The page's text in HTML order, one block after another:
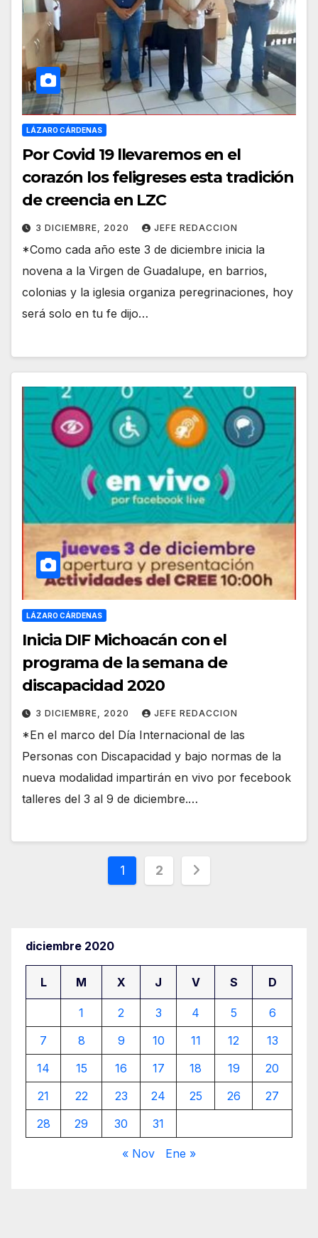
LÁZARO CÁRDENAS
Por Covid 19 llevaremos en el
corazón los feligreses esta tradición
de creencia en LZC
3 DICIEMBRE, 2020 JEFE REDACCION
*Como cada año este 3 de diciembre inicia la
novena a la Virgen de Guadalupe, en barrios,
colonias y la iglesia organiza peregrinaciones, hoy
será solo en tu fe dijo…
LÁZARO CÁRDENAS
Inicia DIF Michoacán con el
programa de la semana de
discapacidad 2020
3 DICIEMBRE, 2020 JEFE REDACCION
*En el marco del Día Internacional de las
Personas con Discapacidad y bajo normas de la
nueva modalidad impartirán en vivo por fecebook
talleres del 3 al 9 de diciembre.…
Paginación
1 2
diciembre 2020
L M X J V S D
1 2 3 4 5
6
7
8 9 10 11 12
13
14
15 16 17 18 19
20
21
22 23 24 25 26
27
28
29 30 31
« Nov Ene »